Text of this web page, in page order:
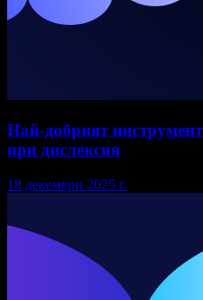
Най-добрият
при дислексия
18 декември 2025 г.